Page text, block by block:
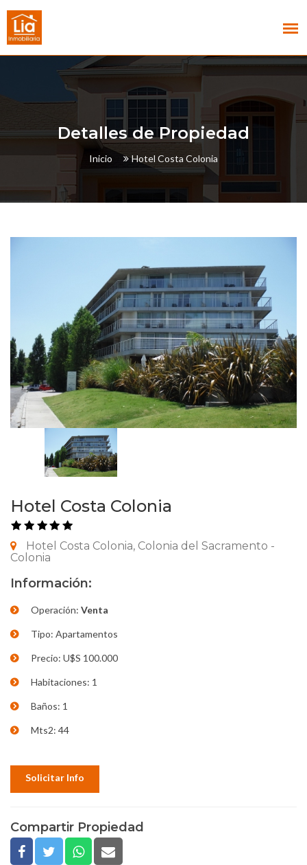
Detalles de Propiedad
Inicio Hotel Costa Colonia
Hotel Costa Colonia
Hotel Costa Colonia, Colonia del Sacramento -
Colonia
Información:
Operación: Venta
Tipo: Apartamentos
Precio: U$S 100.000
Habitaciones: 1
Baños: 1
Mts2: 44
Solicitar Info
Compartir Propiedad